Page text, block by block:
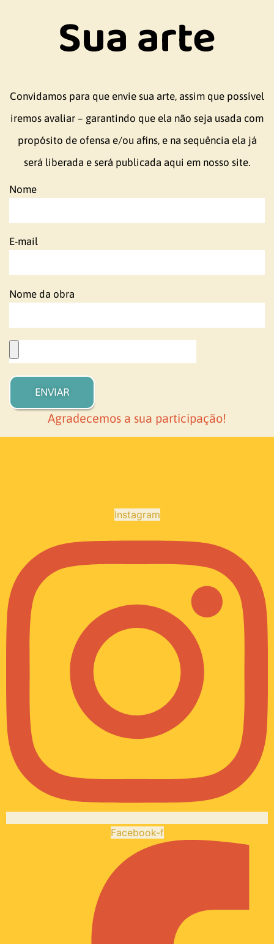
Sua arte
Convidamos para que envie sua arte, assim que possível
iremos avaliar – garantindo que ela não seja usada com
propósito de ofensa e/ou afins, e na sequência ela já
será liberada e será publicada aqui em nosso site.
Nome
E-mail
Nome da obra
ENVIAR
Agradecemos a sua participação!
Instagram
Facebook-f